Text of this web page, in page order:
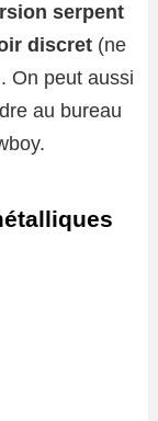
serpent
discret (ne
On peut aussi
au bureau